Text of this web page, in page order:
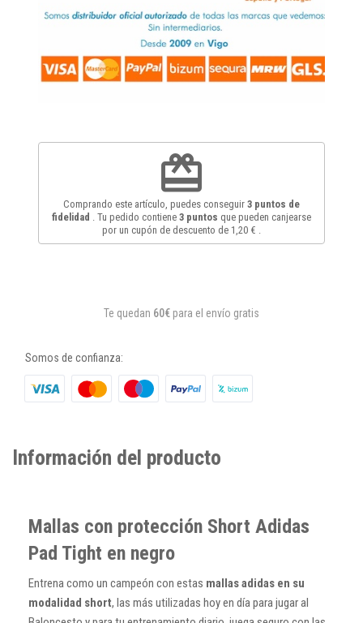
redeem
Comprando este artículo, puedes conseguir 3 puntos de
fidelidad
. Tu pedido contiene 3 puntos que pueden canjearse
por un cupón de descuento de 1,20 €
Te quedan 60€ para el envío gratis
Somos de confianza:
Información del producto
Mallas con protección Short Adidas
Pad Tight en negro
Entrena como un campeón con estas mallas adidas en su
modalidad short, las más utilizadas hoy en día para jugar al